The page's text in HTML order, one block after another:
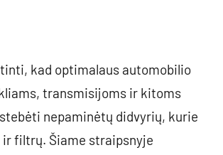
kad optimalaus automobilio
transmisijoms ir kitoms
nepaminėtų didvyrių, kurie
ir filtrų. Šiame straipsnyje